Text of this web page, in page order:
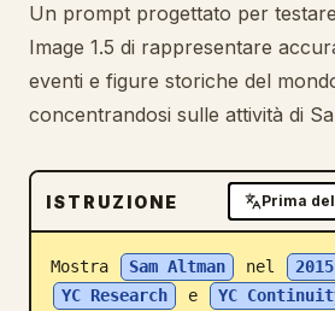
Prezzi
Scarica
Blog
Aggiornamenti
Un prompt progettato per
Image 1.5 di rappresentare
eventi e figure storiche del
concentrandosi sulle attività di
ISTRUZIONE Prima
Mostra Sam Altman nel 2015
YC Research
e YC